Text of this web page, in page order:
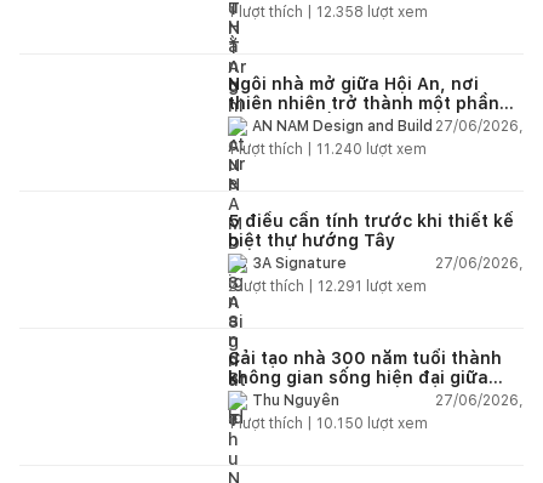
1lượt thích | 12.358 lượt xem
Ngôi nhà mở giữa Hội An, nơi
thiên nhiên trở thành một phần
của cuộc sống
AN NAM Design and Build 27/06/2026,
1lượt thích | 11.240 lượt xem
5 điều cần tính trước khi thiết kế
biệt thự hướng Tây
3A Signature
27/06/2026,
2lượt thích | 12.291 lượt xem
Cải tạo nhà 300 năm tuổi thành
không gian sống hiện đại giữa
thiên nhiên
Thu Nguyễn
27/06/2026,
1lượt thích | 10.150 lượt xem